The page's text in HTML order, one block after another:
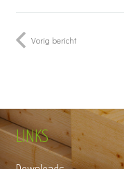
Vorig bericht
LINKS